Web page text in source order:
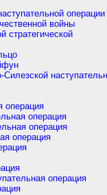
операции
войны
стратегической
операция
операция
операция
операция
операция